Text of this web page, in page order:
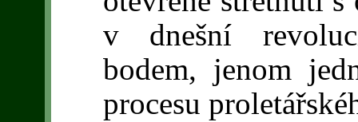
v dnešní
bodem, jenom
procesu